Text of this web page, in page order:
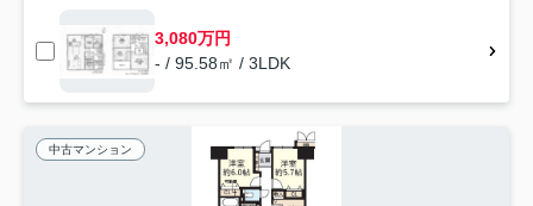
3,080万円
- / 95.58㎡ / 3LDK
中古マンション